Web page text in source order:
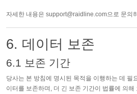
자세한 내용은 support@raidline.com으로 문의
6. 데이터 보존
6.1 보존 기간
당사는 본 방침에 명시된 목적을 이행하는 데 필
이터를 보존하며, 더 긴 보존 기간이 법률에 의